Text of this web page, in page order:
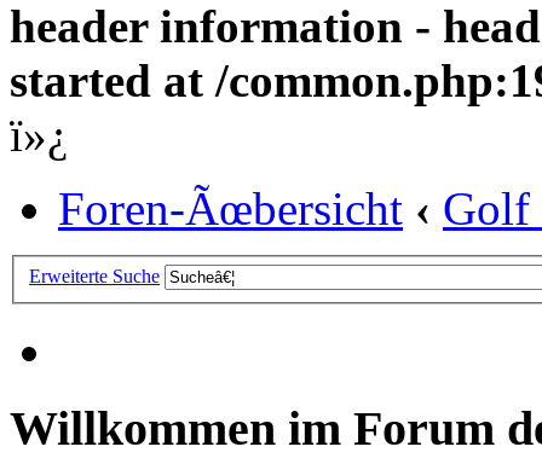
header information -
started at /
ï»¿
Foren-Ãœbersicht ‹ Golf
Erweiterte Suche
Willkommen im Forum